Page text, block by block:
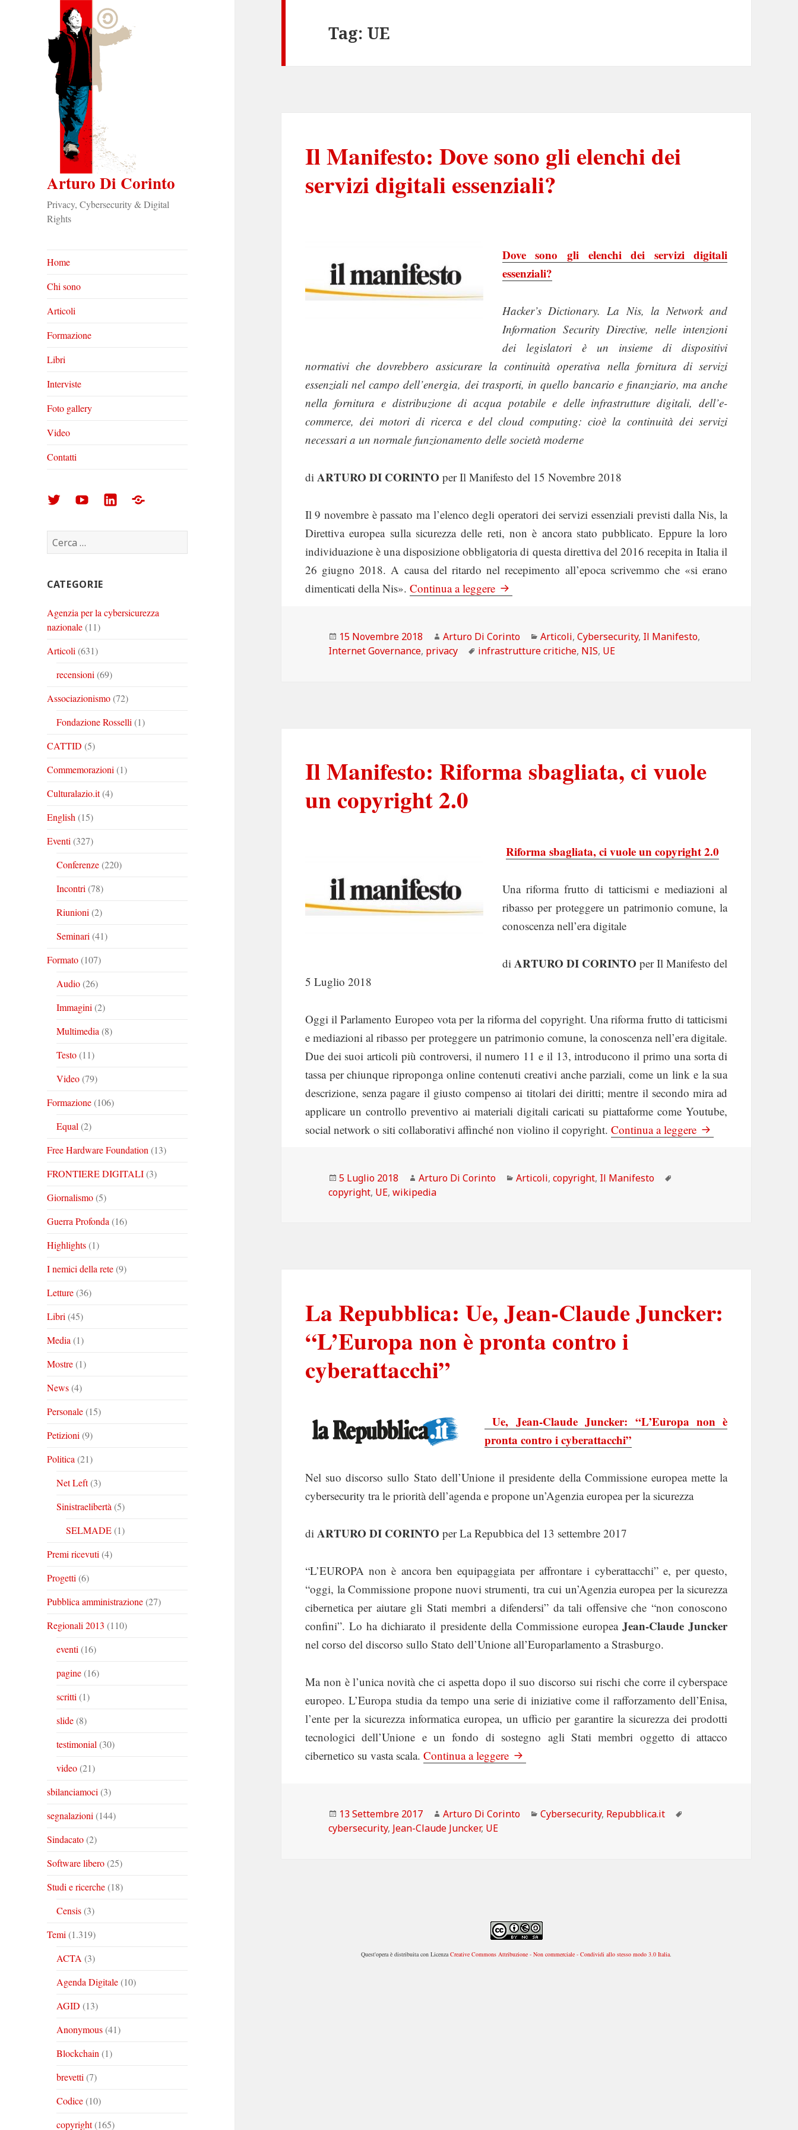
Arturo Di Corinto
Privacy, Cybersecurity & Digital
Rights
Home
Chi sono
Articoli
Formazione
Libri
Interviste
Foto gallery
Video
Contatti
Arturo
Corinto
su
Arturo
Corinto
su
Arturo
su
Foto
Ricerca
per:
CATEGORIE
Agenzia per la cybersicurezza
nazionale(11)
Articoli (631)
recensioni (69)
Associazionismo(72)
Fondazione Rosselli (1)
CATTID (5)
Commemorazioni (1)
Culturalazio.it(4)
English (15)
Eventi (327)
Conferenze(220)
Incontri (78)
Riunioni (2)
Seminari (41)
Formato(107)
Audio(26)
Immagini (2)
Multimedia (8)
Testo(11)
Video(79)
Formazione(106)
Equal (2)
Free Hardware Foundation (13)
FRONTIERE DIGITALI(3)
Giornalismo(5)
Guerra Profonda (16)
Highlights(1)
I nemici della rete(9)
Letture(36)
Libri (45)
Media (1)
Mostre(1)
News(4)
Personale(15)
Petizioni (9)
Politica (21)
Net Left(3)
Sinistraelibertà (5)
SELMADE(1)
Premi ricevuti (4)
Progetti (6)
Pubblica amministrazione(27)
Regionali 2013 (110)
eventi (16)
pagine(16)
scritti (1)
slide(8)
testimonial (30)
video(21)
sbilanciamoci (3)
segnalazioni (144)
Sindacato(2)
Software libero(25)
Studi e ricerche(18)
Censis(3)
Temi (1.319)
ACTA (3)
Agenda Digitale(10)
AGID (13)
Anonymous(41)
Blockchain (1)
brevetti (7)
Codice(10)
copyright(165)
Tag: UE
Il Manifesto: Dove sono gli elenchi dei
servizi digitali essenziali?
Dove sono gli elenchi dei servizi digitali
essenziali?
Hacker’s Dictionary. La Nis, la Network and
Information Security Directive, nelle intenzioni
dei legislatori è un insieme di dispositivi
normativi che dovrebbero assicurare la continuità operativa nella fornitura di servizi
essenziali nel campo dell’energia, dei trasporti, in quello bancario e finanziario, ma anche
nella fornitura e distribuzione di acqua potabile e delle infrastrutture digitali, dell’e-
commerce, dei motori di ricerca e del cloud computing: cioè la continuità dei servizi
necessari a un normale funzionamento delle società moderne
di ARTURO DI CORINTO per Il Manifesto del 15 Novembre 2018
Il 9 novembre è passato ma l’elenco degli operatori dei servizi essenziali previsti dalla Nis, la
Direttiva europea sulla sicurezza delle reti, non è ancora stato pubblicato. Eppure la loro
individuazione è una disposizione obbligatoria di questa direttiva del 2016 recepita in Italia il
26 giugno 2018. A causa del ritardo nel recepimento all’epoca scrivemmo che «si erano
dimenticati della Nis». Continua a leggere Il Manifesto: Dove sono gli elenchi dei servizi digitali essenziali?
Scritto
il
15 Novembre 2018 Autore
Arturo Di Corinto Categorie
Articoli,Cybersecurity, Il Manifesto,
Internet Governance, privacy Tag
infrastrutture critiche, NIS, UE
Il Manifesto: Riforma sbagliata, ci vuole
un copyright 2.0
Riforma sbagliata, ci vuole un copyright 2.0
Una riforma frutto di tatticismi e mediazioni al
ribasso per proteggere un patrimonio comune, la
conoscenza nell’era digitale
di ARTURO DI CORINTO per Il Manifesto del
5 Luglio 2018
Oggi il Parlamento Europeo vota per la riforma del copyright. Una riforma frutto di tatticismi
e mediazioni al ribasso per proteggere un patrimonio comune, la conoscenza nell’era digitale.
Due dei suoi articoli più controversi, il numero 11 e il 13, introducono il primo una sorta di
tassa per chiunque riproponga online contenuti creativi anche parziali, come un link e la sua
descrizione, senza pagare il giusto compenso ai titolari dei diritti; mentre il secondo mira ad
applicare un controllo preventivo ai materiali digitali caricati su piattaforme come Youtube,
social network o siti collaborativi affinché non violino il copyright. Continua a leggere Il Manifesto:
Scritto
il
5 Luglio 2018 Autore
Arturo Di Corinto Categorie
Articoli,copyright, Il Manifesto
copyright, UE,wikipedia
La Repubblica: Ue, Jean-Claude Juncker:
“L’Europa non è pronta contro i
cyberattacchi”
Ue, Jean-Claude Juncker: “L’Europa non è
pronta contro i cyberattacchi”
Nel suo discorso sullo Stato dell’Unione il presidente della Commissione europea mette la
cybersecurity tra le priorità dell’agenda e propone un’Agenzia europea per la sicurezza
di ARTURO DI CORINTO per La Repubbica del 13 settembre 2017
“L’EUROPA non è ancora ben equipaggiata per affrontare i cyberattacchi” e, per questo,
“oggi, la Commissione propone nuovi strumenti, tra cui un’Agenzia europea per la sicurezza
cibernetica per aiutare gli Stati membri a difendersi” da tali offensive che “non conoscono
confini”. Lo ha dichiarato il presidente della Commissione europeaJean-Claude Juncker
nel corso del discorso sullo Stato dell’Unione all’Europarlamento a Strasburgo.
Ma non è l’unica novità che ci aspetta dopo il suo discorso sui rischi che corre il cyberspace
europeo. L’Europa studia da tempo una serie di iniziative come il rafforzamento dell’Enisa,
l’ente per la sicurezza informatica europea, un ufficio per garantire la sicurezza dei prodotti
tecnologici dell’Unione e un fondo di sostegno agli Stati membri oggetto di attacco
cibernetico su vasta scala. Continua a leggere La Repubblica: Ue, Jean-Claude Juncker: “L’Europa non è
Scritto
il
13 Settembre 2017 Autore
Arturo Di Corinto Categorie
Cybersecurity, Repubblica.it
cybersecurity, Jean-Claude Juncker, UE
Quest'opera è distribuita con LicenzaCreative Commons Attribuzione - Non commerciale - Condividi allo stesso modo 3.0 Italia.